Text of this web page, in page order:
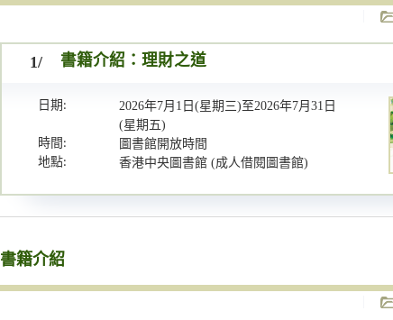
1/ 書籍介紹：理財之道
日期:
2026年7月1日(星期三)至2026年7月31日
(星期五)
時間:
圖書館開放時間
地點:
香港中央圖書館 (成人借閱圖書館)
書籍介紹